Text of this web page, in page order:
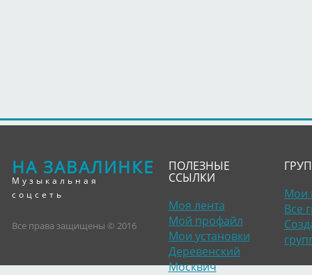
НА ЗАВАЛИНКЕ
Музыкальная
соцсеть
Все права защищены © 2016
ПОЛЕЗНЫЕ
ССЫЛКИ
Моя лента
Мой профайл
Мои установки
Деревенский
Москвич
Мои
Все